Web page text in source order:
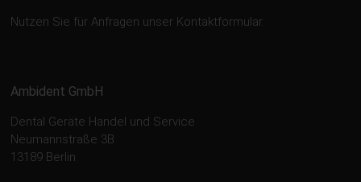
Nutzen Sie für Anfragen unser Kontaktformular.
Ambident GmbH
Dental Geräte Handel und Service
Neumannstraße 3B
13189 Berlin